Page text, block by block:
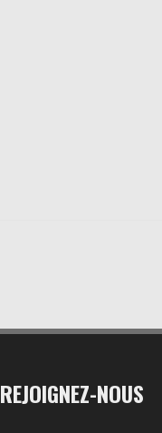
REJOIGNEZ-NOUS